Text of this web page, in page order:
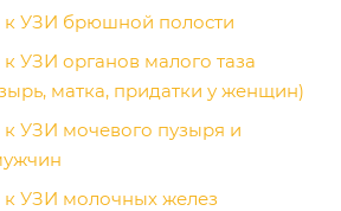
к УЗИ брюшной полости
УЗИ органов малого таза
матка, придатки у женщин)
к УЗИ мочевого пузыря и
к УЗИ молочных желез